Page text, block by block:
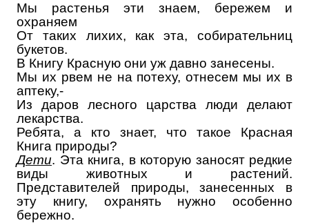
Мы растенья эти знаем, бережем и
охраняем
От таких лихих, как эта, собирательниц
букетов.
В Книгу Красную они уж давно занесены.
Мы их рвем не на потеху, отнесем мы их в
аптеку,-
Из даров лесного царства люди делают
лекарства.
Ребята, а кто знает, что такое Красная
Книга природы?
Дети. Эта книга, в которую заносят редкие
виды животных и растений.
Представителей природы, занесенных в
эту книгу, охранять нужно особенно
бережно.